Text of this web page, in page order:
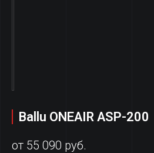
Ballu ONEAIR ASP-200
от 55 090 руб.